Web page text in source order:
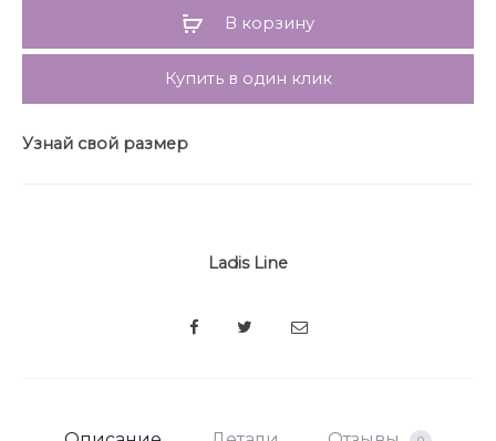
приспущено, рукав летучая мышь.
Воротник рубашечный. По спинке декоративная
печать
В корзину
Купить в один клик
Узнай свой размер
Ladis Line
SHARE